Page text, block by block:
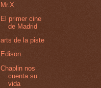
Mr.X
El primer cine
de Madrid
arts de la piste
Edison
Chaplin nos
cuenta su
vida